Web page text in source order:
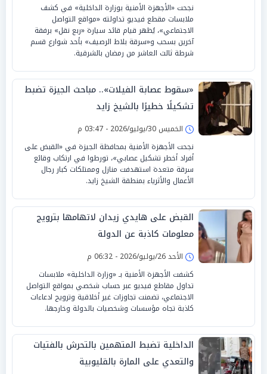
نجحت «الأجهزة الأمنية بوزارة الداخلية» في كشف
ملابسات مقطع فيديو تداولته «مواقع التواصل
الاجتماعي»، يُظهر قيام قائد سيارة «ربع نقل» برفقة
آخرين بسحب و«سرقة بلاط الرصيف» بأحد شوارع قسم
شرطة ثالث العاشر من رمضان بالشرقية.
«سقوط عصابة الفيلات».. مباحث الجيزة تضبط
تشكيلًا خطيرًا بالشيخ زايد
الخميس 30/يوليو/2026 - 03:47 م
نجحت الأجهزة الأمنية بمحافظة الجيزة في «القبض على
أفراد أخطر تشكيل عصابي»، تورطوا في ارتكاب وقائع
سرقة متعدة استهدفت منازل وممتلكات كبار رجال
الأعمال والأثرياء بمنطقة الشيخ زايد.
القبض على هايدي زيدان لاتهامها بترويج
معلومات كاذبة عن الدولة
الأحد 26/يوليو/2026 - 06:32 م
كشفت الأجهزة الأمنية بـ «وزارة الداخلية» ملابسات
تداول مقاطع فيديو عبر حساب شخصي بمواقع التواصل
الاجتماعي، تضمنت تجاوزات غير أخلاقية وترويج ادعاءات
كاذبة تجاه مؤسسات وشخصيات بالدولة وخارجها.
الداخلية تضبط المتهمين بالتحرش بالفتيات
والتعدي على المارة بالقليوبية